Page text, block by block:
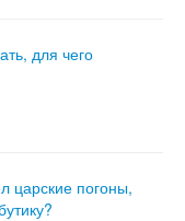
для чего
царские погоны,